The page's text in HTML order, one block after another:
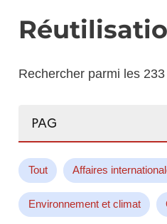
Rechercher parmi les
Tout Affaires
Environnement et climat